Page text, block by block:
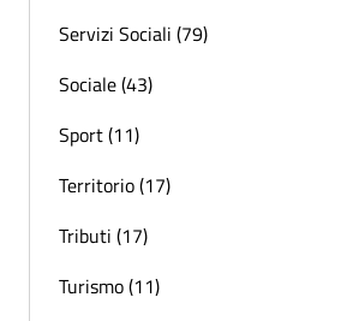
Servizi Sociali (79)
Sociale (43)
Sport (11)
Territorio (17)
Tributi (17)
Turismo (11)